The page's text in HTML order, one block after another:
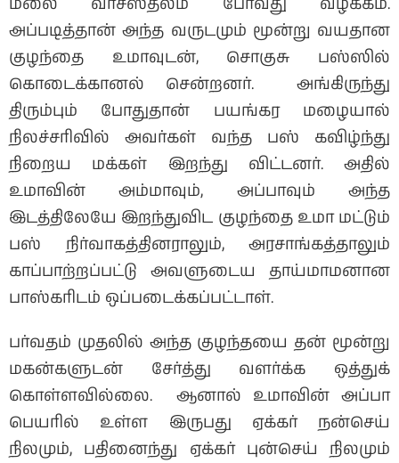
மலை வாசஸ்தலம் போவது வழக்கம்.
அப்படித்தான் அந்த வருடமும் மூன்று வயதான
குழந்தை உமாவுடன், சொகுசு பஸ்ஸில்
கொடைக்கானல் சென்றனர். அங்கிருந்து
திரும்பும் போதுதான் பயங்கர மழையால்
நிலச்சரிவில் அவர்கள் வந்த பஸ் கவிழ்ந்து
நிறைய மக்கள் இறந்து விட்டனர். அதில்
உமாவின் அம்மாவும், அப்பாவும் அந்த
இடத்திலேயே இறந்துவிட குழந்தை உமா மட்டும்
பஸ் நிர்வாகத்தினராலும், அரசாங்கத்தாலும்
காப்பாற்றப்பட்டு அவளுடைய தாய்மாமனான
பாஸ்கரிடம் ஒப்படைக்கப்பட்டாள்.
பர்வதம் முதலில் அந்த குழந்தயை தன் மூன்று
மகன்களுடன் சேர்த்து வளர்க்க ஒத்துக்
கொள்ளவில்லை. ஆனால் உமாவின் அப்பா
பெயரில் உள்ள இருபது ஏக்கர் நன்செய்
நிலமும், பதினைந்து ஏக்கர் புன்செய் நிலமும்